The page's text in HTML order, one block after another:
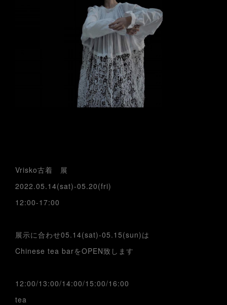
Vrisko古着 展
2022.05.14(sat)-05.20(fri)
12:00-17:00
展示に合わせ05.14(sat)-05.15(sun)は
Chinese tea barをOPEN致します
12:00/13:00/14:00/15:00/16:00
tea